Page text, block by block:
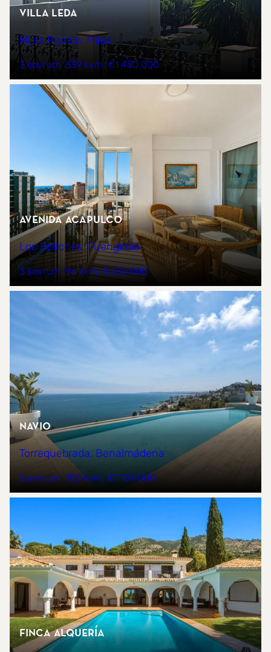
VILLA LEDA
Mijas Pueblo, Mijas
3 sovrum 339 kvm €1 450 000
Avenida Acapulco
Los Boliches, Fuengirola
3 sovrum 96 kvm €450 000
NAVIO
Torrequebrada, Benalmádena
3 sovrum 180 kvm €1 169 000
Finca Alquería